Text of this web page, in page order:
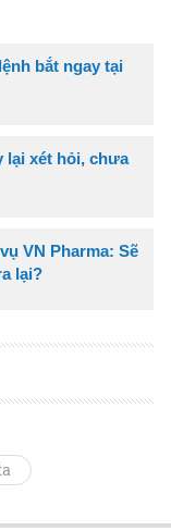
bắt ngay tại
lại xét hỏi, chưa
VN Pharma: Sẽ
lại?